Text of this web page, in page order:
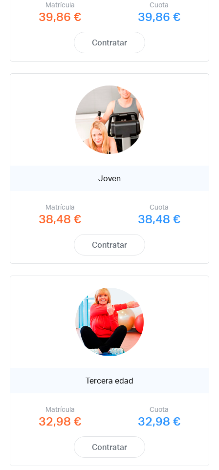
Acceso socios
Recuerda mis claves
Matrícula
39,86 €
Cuota
39,86 €
Contratar
Joven
Matrícula
38,48 €
Cuota
38,48 €
Contratar
Tercera edad
Matrícula
32,98 €
Cuota
32,98 €
Contratar